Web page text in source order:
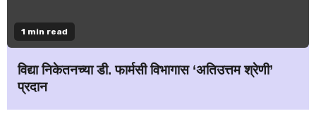
1 min read
विद्या निकेतनच्या डी. फार्मसी विभागास ‘अतिउत्तम श्रेणी’
प्रदान